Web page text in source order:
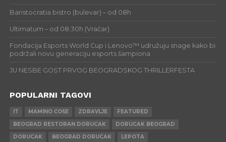
Baristocratia bistro (bulevar) – od 08h
Ultimatum – od 08:30h (Vračar)
Fondacija Esports World Cup i Lenovo™ udružuju snage kako bi
podržali novu generaciju esports šampiona
JU NESBE GOST PRVOG BEOGRADSKOG THRILLERFESTA
POPULARNI TAGOVI
IT MAMINO ĆOŠE ZDRAVLJE
FEATURED
BEOGRAD RESTORAN DORUCAK
DORUCAK BEOGRAD
DORUCAK
BEOGRAD DORUCAK LEPOTA